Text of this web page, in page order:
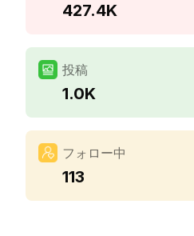
427.4K
投稿
1.0K
フォロー中
113